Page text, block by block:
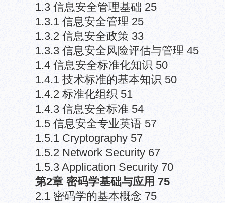
1.3 信息安全管理基础 25
1.3.1 信息安全管理 25
1.3.2 信息安全政策 33
1.3.3 信息安全风险评估与管理 45
1.4 信息安全标准化知识 50
1.4.1 技术标准的基本知识 50
1.4.2 标准化组织 51
1.4.3 信息安全标准 54
1.5 信息安全专业英语 57
1.5.1 Cryptography 57
1.5.2 Network Security 67
1.5.3 Application Security 70
第2章 密码学基础与应用 75
2.1 密码学的基本概念 75